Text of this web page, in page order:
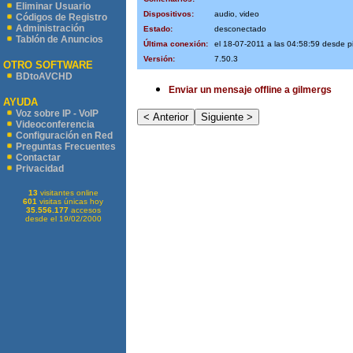
Eliminar Usuario
Códigos de Registro
Administración
Tablón de Anuncios
OTRO SOFTWARE
BDtoAVCHD
AYUDA
Voz sobre IP - VoIP
Videoconferencia
Configuración en Red
Preguntas Frecuentes
Contactar
Privacidad
13 visitantes online
601 visitas únicas hoy
35.556.177accesos
desde el 19/02/2000
Dispositivos:
audio, video
Estado:
desconectado
Última conexión:
el 18-07-2011 a las 04:58:59 desde
Versión:
7.50.3
Enviar un mensaje offline a gilmergs